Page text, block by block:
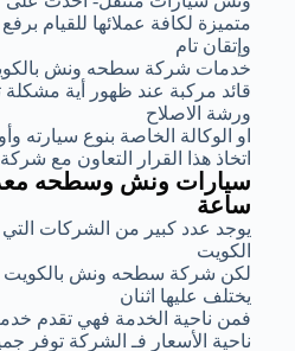
متميزة لكافة عملائها للقيام
وإتقان تام
خدمات شركة سطحه ونش
قائد مركبة عند ظهور أية مشكلة
ورشة الاصلاح
او الوكالة الخاصة بنوع
اتخاذ هذا القرار التعاون مع
ساعة
يوجد عدد كبير من الشركات
الكويت
لكن شركة سطحه ونش بالكويت
يختلف عليها اثنان
فمن ناحية الخدمة فهي تقدم
ناحية الأسعار فـ الشركة توفر